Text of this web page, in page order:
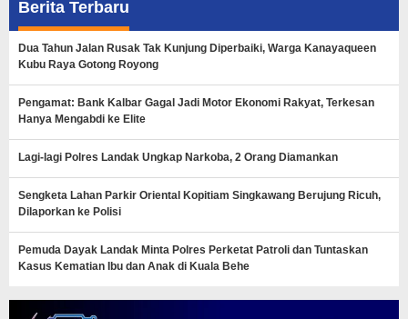
Berita Terbaru
Dua Tahun Jalan Rusak Tak Kunjung Diperbaiki, Warga Kanayaqueen
Kubu Raya Gotong Royong
Pengamat: Bank Kalbar Gagal Jadi Motor Ekonomi Rakyat, Terkesan
Hanya Mengabdi ke Elite
Lagi-lagi Polres Landak Ungkap Narkoba, 2 Orang Diamankan
Sengketa Lahan Parkir Oriental Kopitiam Singkawang Berujung Ricuh,
Dilaporkan ke Polisi
Pemuda Dayak Landak Minta Polres Perketat Patroli dan Tuntaskan
Kasus Kematian Ibu dan Anak di Kuala Behe